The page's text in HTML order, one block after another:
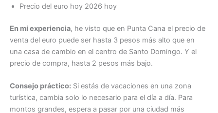
Precio del euro hoy 2026 hoy
En mi experiencia, he visto que en Punta Cana el precio de
venta del euro puede ser hasta 3 pesos más alto que en
una casa de cambio en el centro de Santo Domingo. Y el
precio de compra, hasta 2 pesos más bajo.
Consejo práctico: Si estás de vacaciones en una zona
turística, cambia solo lo necesario para el día a día. Para
montos grandes, espera a pasar por una ciudad más